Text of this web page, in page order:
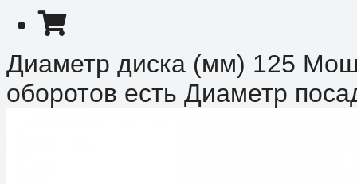
Диаметр диска (мм) 125
оборотов есть Диаметр